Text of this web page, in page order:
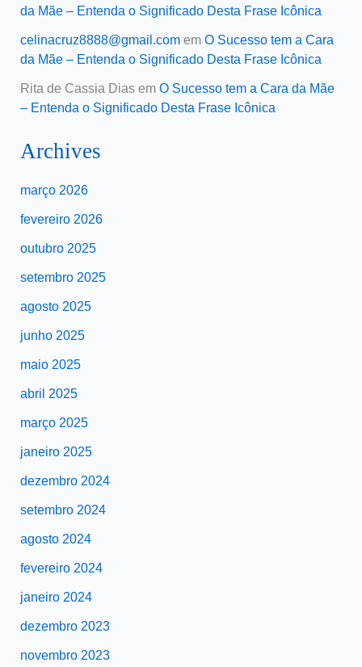
da Mãe – Entenda o Significado Desta Frase Icônica
celinacruz8888@gmail.comem O Sucesso tem a Cara
da Mãe – Entenda o Significado Desta Frase Icônica
Rita de Cassia Diasem O Sucesso tem a Cara da Mãe
– Entenda o Significado Desta Frase Icônica
Archives
março 2026
fevereiro 2026
outubro 2025
setembro 2025
agosto 2025
junho 2025
maio 2025
abril 2025
março 2025
janeiro 2025
dezembro 2024
setembro 2024
agosto 2024
fevereiro 2024
janeiro 2024
dezembro 2023
novembro 2023